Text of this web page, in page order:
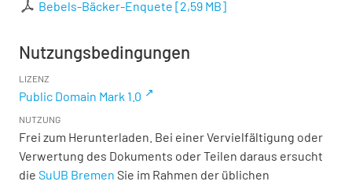
Bebels-Bäcker-Enquete [2,59 MB]
Nutzungsbedingungen
LIZENZ
Public Domain Mark 1.0
NUTZUNG
Frei zum Herunterladen. Bei einer Vervielfältigung oder
Verwertung des Dokuments oder Teilen daraus ersucht
die SuUB Bremen Sie im Rahmen der üblichen